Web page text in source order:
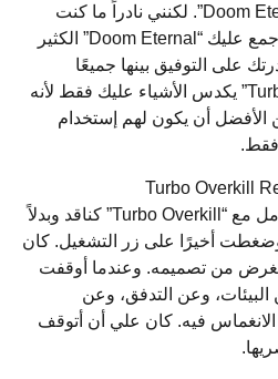
مهارات عالٍ مشابه لـ “Doom Eternal”. لكنني نادراً ما كنت
بحاجة إلى اللعب بذكاء. لقد جمع عليك “Doom Eternal” الكثير
على التوفيق بينها جميعًا
بفعالية. يبدو أن “Turbo Overkill” يكدس الأشياء عليك فقط لأنه
الأفضل أن يكون لهم إستخدام
فقط.
لقد توقفت عن محاولة التعامل مع “Turbo Overkill” كناقد وبدلاً
أخيرًا على زر التشغيل. كان
من تصميمه. وعندما أوقفت
وعن التدفق، وعن
فيه. كان علي أن أتوقف